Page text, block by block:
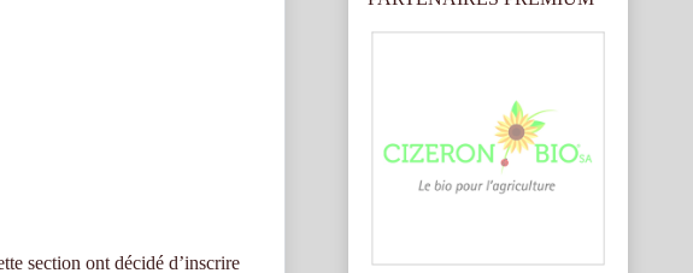
section ont décidé d’inscrire